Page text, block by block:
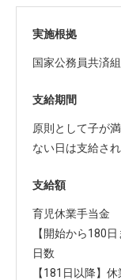
実施根拠
国家公務員共済
支給期間
原則として子が
ない日は支給され
支給額
育児休業手当金
【開始から180
日数
【181日以降】